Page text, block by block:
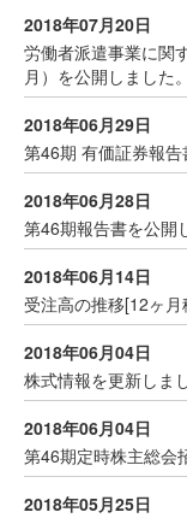
2018年07月20日
労働者派遣事業に関
月）を公開しました。
2018年06月29日
第46期 有価証券報告
2018年06月28日
第46期報告書を公開
2018年06月14日
受注高の推移[12ヶ月
2018年06月04日
株式情報を更新しま
2018年06月04日
第46期定時株主総会
2018年05月25日